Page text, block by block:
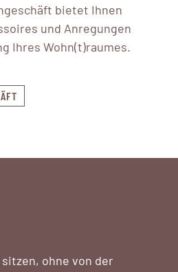
bietet Ihnen
und Anregungen
Ihres Wohn(t)raumes.
ohne von der